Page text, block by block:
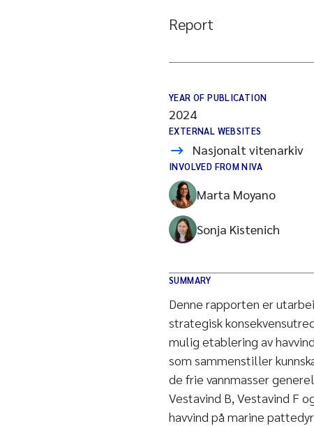
Report
YEAR OF PUBLICATION
2024
EXTERNAL WEBSITES
Nasjonalt vitenarkiv
INVOLVED FROM NIVA
Marta Moyano
Sonja Kistenich
SUMMARY
Denne rapporten er
strategisk
mulig etablering av
som sammenstiller
de frie vannmasser
Vestavind B, Vestavind F
havvind på marine